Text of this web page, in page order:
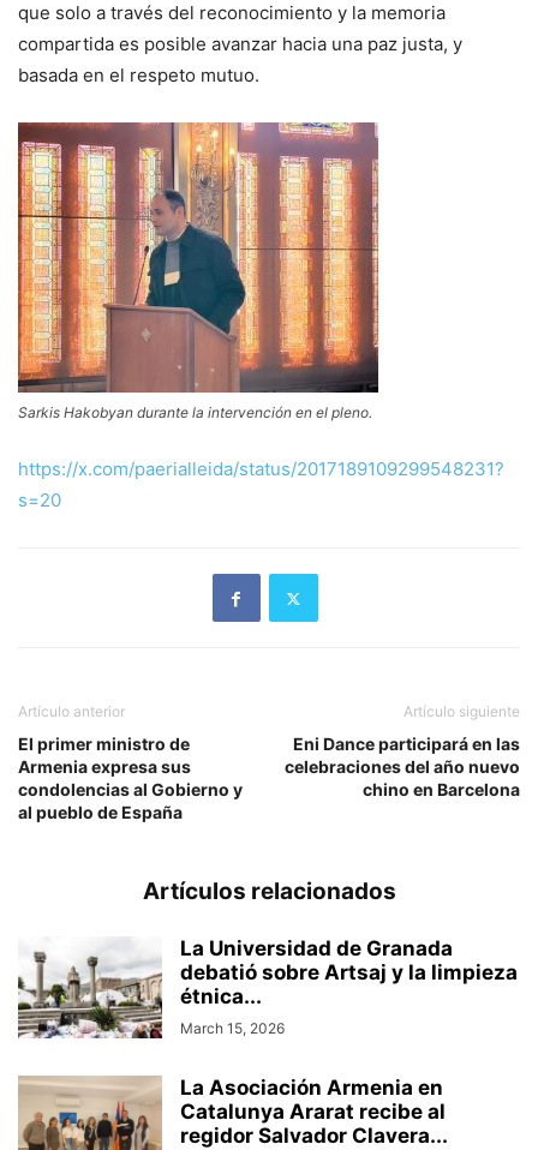
que solo a través del reconocimiento y la memoria
compartida es posible avanzar hacia una paz justa, y
basada en el respeto mutuo.
Sarkis Hakobyan durante la intervención en el pleno.
https://x.com/paerialleida/status/2017189109299548231?
s=20
Artículo anterior
El primer ministro de
Armenia expresa sus
condolencias al Gobierno y
al pueblo de España
Artículo siguiente
Eni Dance participará en las
celebraciones del año nuevo
chino en Barcelona
Artículos relacionados
La Universidad de Granada
debatió sobre Artsaj y la limpieza
étnica...
March 15, 2026
La Asociación Armenia en
Catalunya Ararat recibe al
regidor Salvador Clavera...